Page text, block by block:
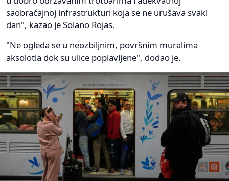
saobraćajnoj infrastrukturi koja se ne urušava svaki
dan", kazao je Solano Rojas.
"Ne ogleda se u neozbiljnim, površnim muralima
aksolotla dok su ulice poplavljene", dodao je.